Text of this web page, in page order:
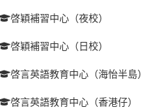
啓穎補習中心（夜校）
啓穎補習中心（日校）
啓言英語教育中心（海怡半島）
啓言英語教育中心（香港仔）